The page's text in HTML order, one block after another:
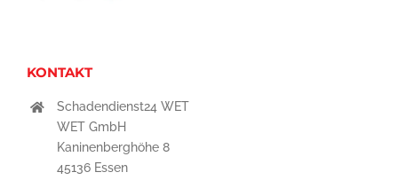
KONTAKT
Schadendienst24 WET
WET GmbH
Kaninenberghöhe 8
45136 Essen